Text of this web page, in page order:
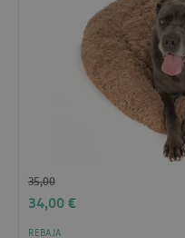
35,00
34,00€
REBAJA